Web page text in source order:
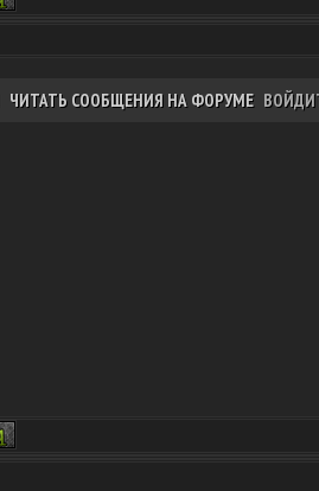
ЧИТАТЬ СООБЩЕНИЯ НА ФОРУМЕ